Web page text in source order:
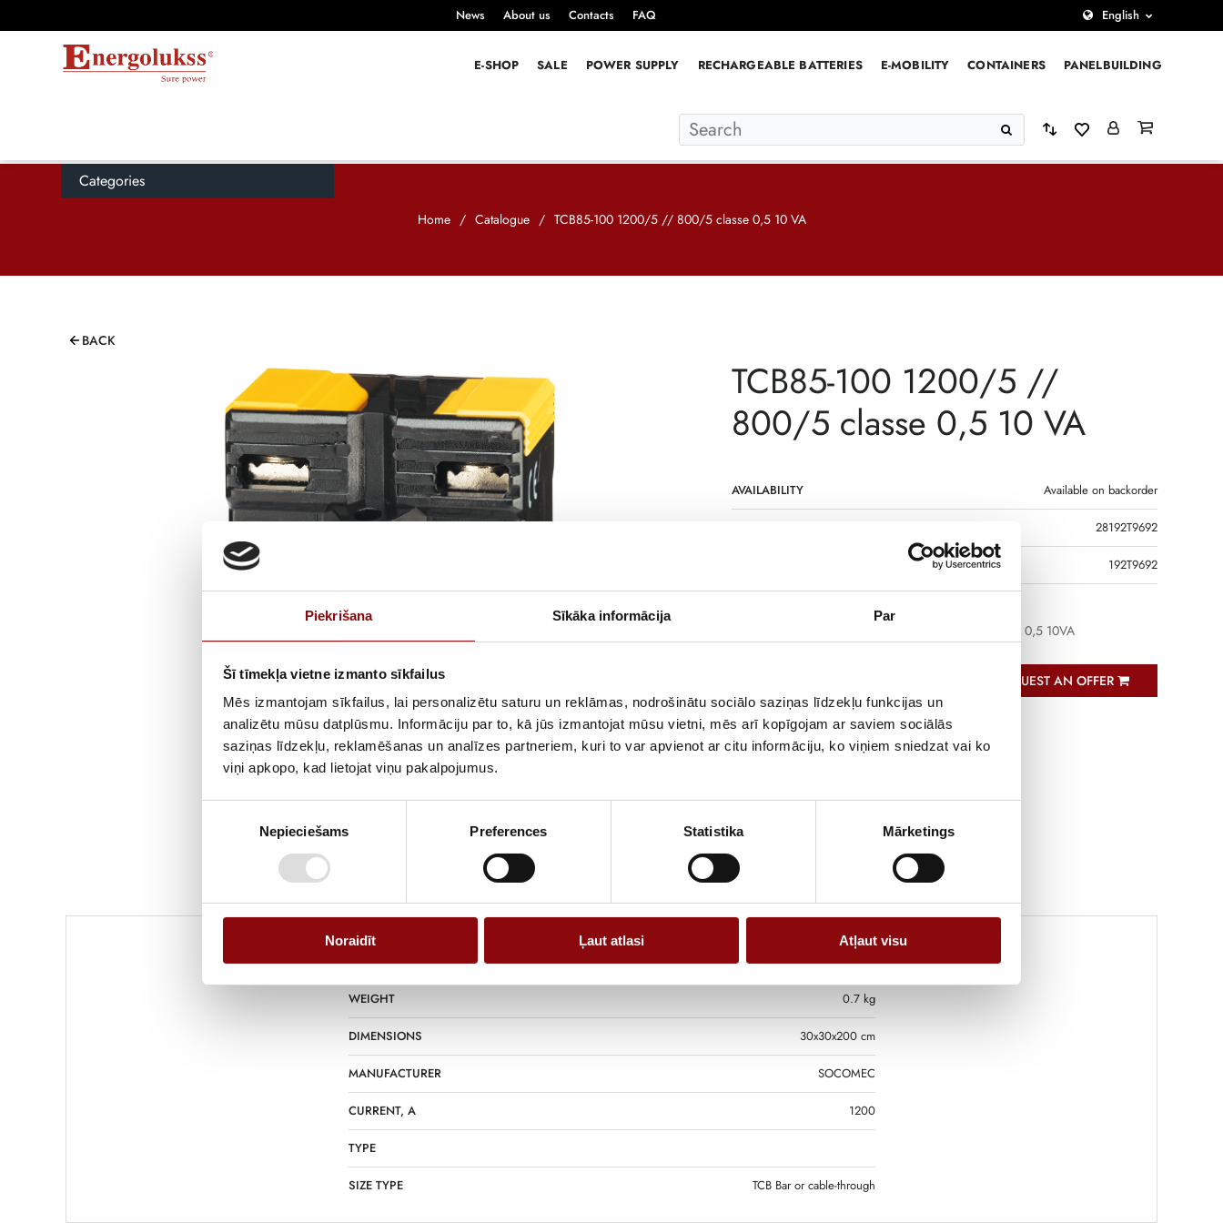
Piekrišana Sīkāka informācija Par
Šī tīmekļa vietne izmanto sīkfailus
Mēs izmantojam sīkfailus, lai personalizētu saturu un reklāmas, nodrošinātu sociālo saziņas līdzekļu funkcijas un
analizētu mūsu datplūsmu. Informāciju par to, kā jūs izmantojat mūsu vietni, mēs arī kopīgojam ar saviem sociālās
saziņas līdzekļu, reklamēšanas un analīzes partneriem, kuri to var apvienot ar citu informāciju, ko viņiem sniedzat vai ko
viņi apkopo, kad lietojat viņu pakalpojumus.
Nepieciešams Preferences Statistika Mārketings
Noraidīt Ļaut atlasi Atļaut visu
News About us Contacts FAQ English
E-SHOP SALE POWER SUPPLY RECHARGEABLE BATTERIES E-MOBILITY CONTAINERS PANELBUILDING
Categories
Home / Catalogue / TCB85-100 1200/5 // 800/5 classe 0,5 10 VA
BACK
TCB85-100 1200/5 //
800/5 classe 0,5 10 VA
AVAILABILITY Available on backorder
28192T9692
192T9692
Bar or cable-through CT TCB 85-100 1200A/5A Class 0,5 10VA
REQUEST AN OFFER
Information
WEIGHT 0.7 kg
DIMENSIONS 30x30x200 cm
MANUFACTURER SOCOMEC
CURRENT, A 1200
TYPE
SIZE TYPE TCB Bar or cable-through